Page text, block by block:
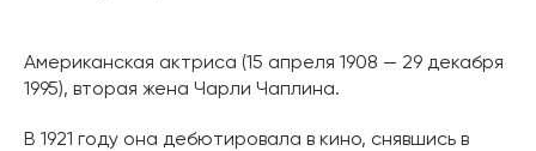
Американская актриса (15 апреля 1908 — 29 декабря
1995), вторая жена Чарли Чаплина.
В 1921 году она дебютировала в кино, снявшись в